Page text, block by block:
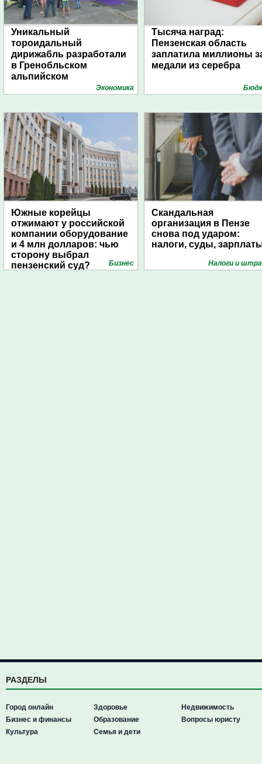
Уникальный
тороидальный
дирижабль разработали
в Гренобльском
альпийском
Экономика
Тысяча наград:
Пензенская область
заплатила миллионы
медали из серебра
Южные корейцы
отжимают у российской
компании оборудование
и 4 млн долларов: чью
сторону выбрал
пензенский суд?
Бизнес
Скандальная
организация в Пензе
снова под ударом:
налоги, суды,
Налоги и
РАЗДЕЛЫ
Город онлайн
Бизнес и финансы
Культура
Здоровье
Образование
Семья и дети
Недвижимость
Вопросы юристу